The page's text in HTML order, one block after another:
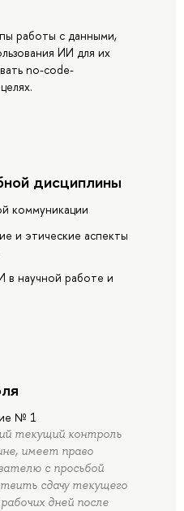
работы с данными,
ИИ для их
no-code-
дисциплины
коммуникации
и этические аспекты
в научной работе и
№ 1
текущий контроль
имеет право
с просьбой
сдачу текущего
дней после